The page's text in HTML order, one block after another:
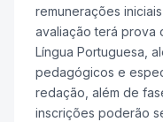
remunerações
avaliação terá prova
Língua Portuguesa,
pedagógicos e
redação, além de
inscrições poderão